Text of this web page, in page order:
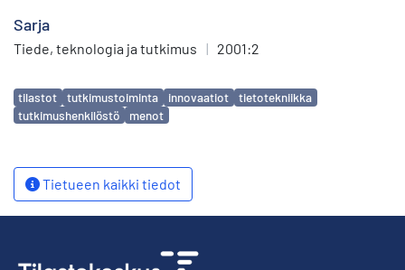
Sarja
Tiede, teknologia ja tutkimus | 2001:2
Avainsanat
tilastot tutkimustoiminta innovaatiot
tietotekniikka
tutkimushenkilöstö
menot
Tietueen kaikki tiedot